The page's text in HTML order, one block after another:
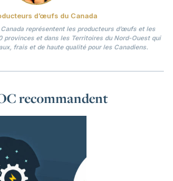
d’œufs du Canada
représentent les producteurs d’œufs et les
provinces et dans les Territoires du Nord-Ouest qui
frais et de haute qualité pour les Canadiens.
recommandent